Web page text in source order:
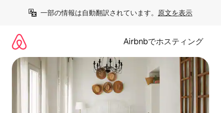
一部の情報は自動翻訳されています。 原文を表示
Airbnbでホスティング